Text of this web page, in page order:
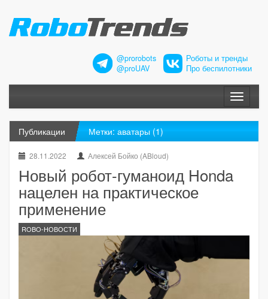
@prorobots
@proUAV
Роботы и тренды
Про беспилотники
Меню
Публикации Метки: аватары (1)
28.11.2022 Алексей Бойко (ABloud)
Новый робот-гуманоид Honda
нацелен на практическое
применение
ROBO-НОВОСТИ